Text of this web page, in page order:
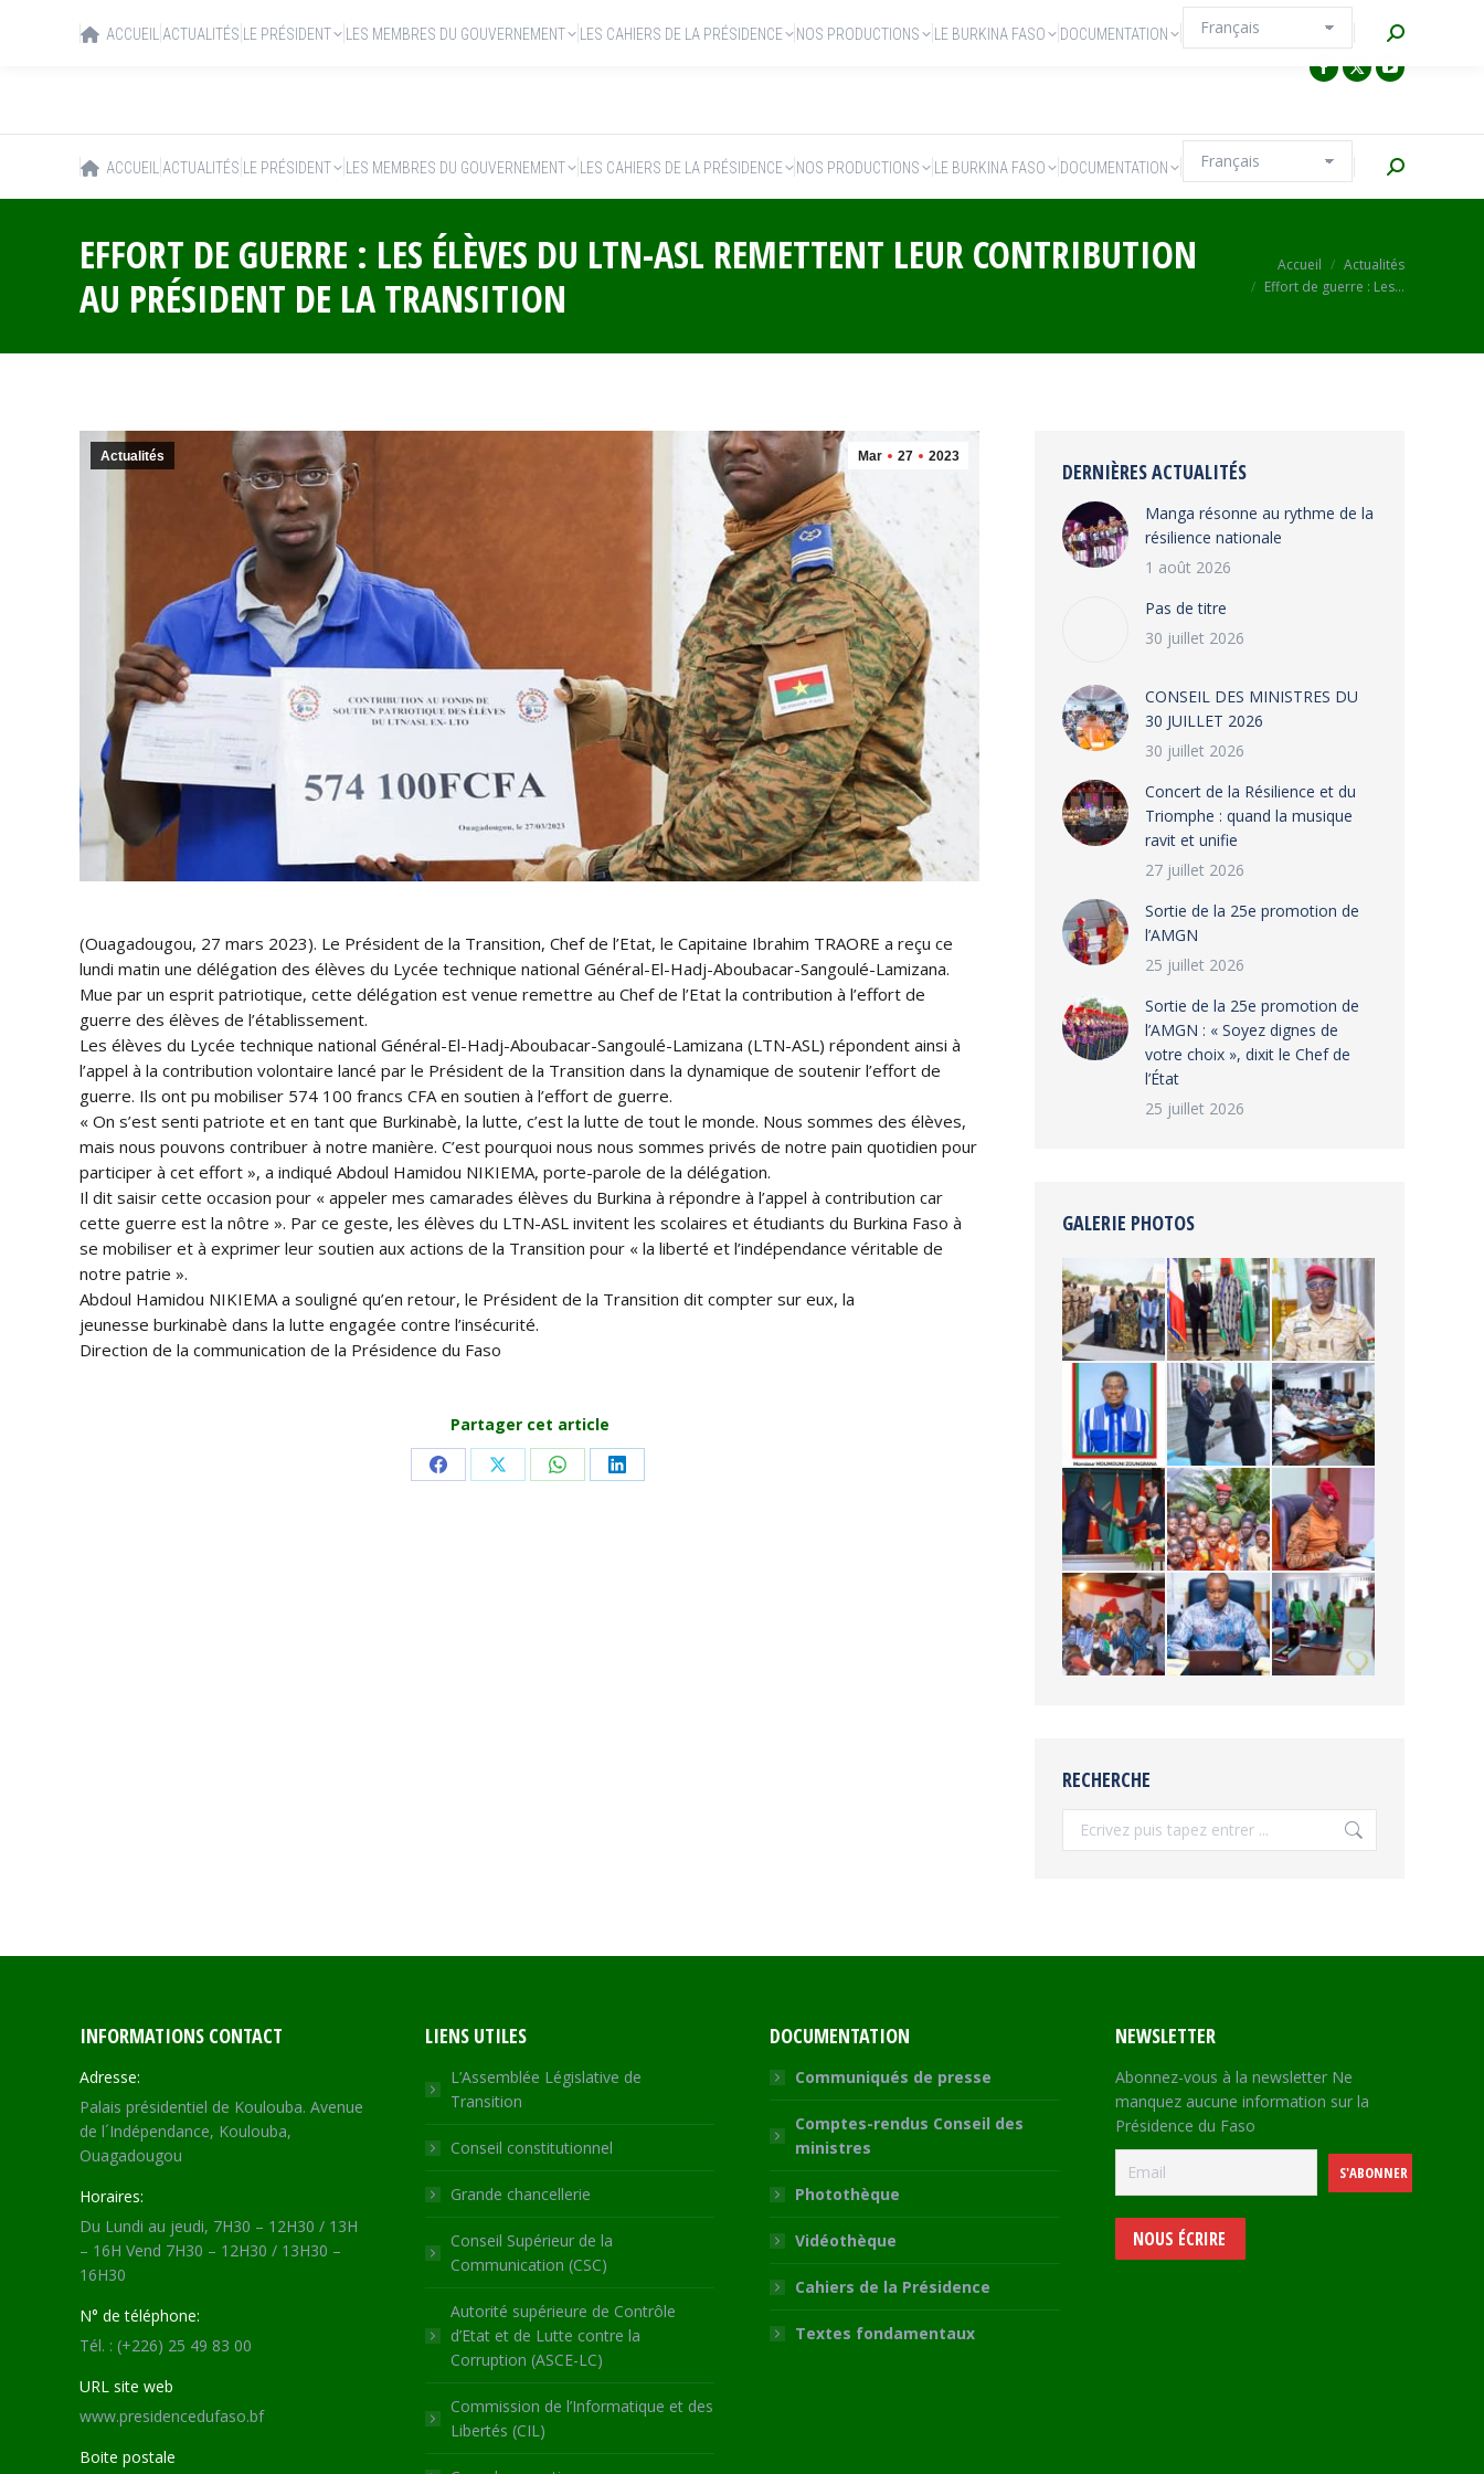
ACCUEIL ACTUALITÉS LE PRÉSIDENT LES MEMBRES DU GOUVERNEMENT LES CAHIERS DE LA PRÉSIDENCE NOS PRODUCTIONS LE BURKINA FASO DOCUMENTATION Recherche
EFFORT DE GUERRE : LES ÉLÈVES DU LTN-ASL REMETTENT LEUR CONTRIBUTION
AU PRÉSIDENT DE LA TRANSITION
Vous êtes ici :
Accueil
Actualités
Effort de guerre : Les…
Mar 27 2023
Actualités
(Ouagadougou, 27 mars 2023). Le Président de la Transition, Chef de l’Etat, le Capitaine Ibrahim TRAORE a reçu ce
lundi matin une délégation des élèves du Lycée technique national Général-El-Hadj-Aboubacar-Sangoulé-Lamizana.
Mue par un esprit patriotique, cette délégation est venue remettre au Chef de l’Etat la contribution à l’effort de
guerre des élèves de l’établissement.
Les élèves du Lycée technique national Général-El-Hadj-Aboubacar-Sangoulé-Lamizana (LTN-ASL) répondent ainsi à
l’appel à la contribution volontaire lancé par le Président de la Transition dans la dynamique de soutenir l’effort de
guerre. Ils ont pu mobiliser 574 100 francs CFA en soutien à l’effort de guerre.
« On s’est senti patriote et en tant que Burkinabè, la lutte, c’est la lutte de tout le monde. Nous sommes des élèves,
mais nous pouvons contribuer à notre manière. C’est pourquoi nous nous sommes privés de notre pain quotidien pour
participer à cet effort », a indiqué Abdoul Hamidou NIKIEMA, porte-parole de la délégation.
Il dit saisir cette occasion pour « appeler mes camarades élèves du Burkina à répondre à l’appel à contribution car
cette guerre est la nôtre ». Par ce geste, les élèves du LTN-ASL invitent les scolaires et étudiants du Burkina Faso à
se mobiliser et à exprimer leur soutien aux actions de la Transition pour « la liberté et l’indépendance véritable de
notre patrie ».
Abdoul Hamidou NIKIEMA a souligné qu’en retour, le Président de la Transition dit compter sur eux, la
jeunesse burkinabè dans la lutte engagée contre l’insécurité.
Direction de la communication de la Présidence du Faso
Partager cet article
Share Share Share Share
DERNIÈRES ACTUALITÉS
Manga résonne au rythme de la
résilience nationale
1 août 2026
Pas de titre
30 juillet 2026
CONSEIL DES MINISTRES DU
30 JUILLET 2026
30 juillet 2026
‎​Concert de la Résilience et du
Triomphe : quand la musique
ravit et unifie
27 juillet 2026
‎Sortie de la 25e promotion de
l’AMGN
25 juillet 2026
‎Sortie de la 25e promotion de
l’AMGN : « Soyez dignes de
votre choix », dixit le Chef de
l’État
25 juillet 2026
GALERIE PHOTOS
RECHERCHE
Recherche
INFORMATIONS CONTACT
Adresse:
Palais présidentiel de Koulouba. Avenue
de l´Indépendance, Koulouba,
Ouagadougou
Horaires:
Du Lundi au jeudi, 7H30 – 12H30 / 13H
– 16H Vend 7H30 – 12H30 / 13H30 –
16H30
N° de téléphone:
Tél. : (+226) 25 49 83 00
URL site web
www.presidencedufaso.bf
Boite postale
LIENS UTILES
L’Assemblée Législative de
Transition
Conseil constitutionnel
Grande chancellerie
Conseil Supérieur de la
Communication (CSC)
Autorité supérieure de Contrôle
d’Etat et de Lutte contre la
Corruption (ASCE-LC)
Commission de l’Informatique et des
Libertés (CIL)
DOCUMENTATION
Communiqués de presse
Comptes-rendus Conseil des
ministres
Photothèque
Vidéothèque
Cahiers de la Présidence
Textes fondamentaux
NEWSLETTER
Abonnez-vous à la newsletter Ne
manquez aucune information sur la
Présidence du Faso
NOUS ÉCRIRE
ACCUEIL ACTUALITÉS LE PRÉSIDENT LES MEMBRES DU GOUVERNEMENT LES CAHIERS DE LA PRÉSIDENCE NOS PRODUCTIONS LE BURKINA FASO DOCUMENTATION Recherche